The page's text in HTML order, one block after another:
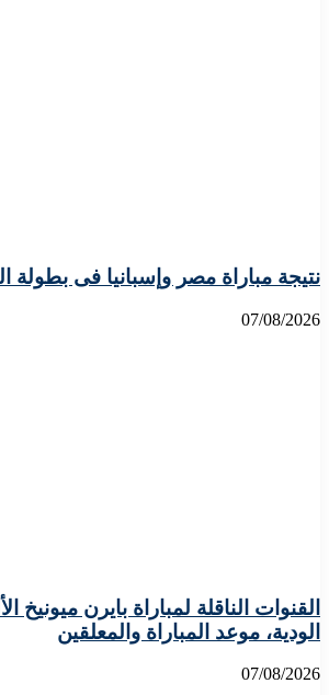
نتيجة مباراة مصر وإسبانيا فى بطولة
07/08/2026
القنوات الناقلة لمباراة بايرن ميونيخ
الودية، موعد المباراة والمعلقين
07/08/2026